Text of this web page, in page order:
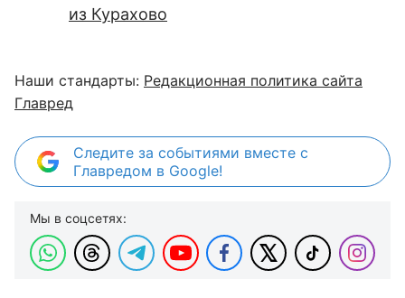
из Курахово
Наши стандарты: Редакционная политика сайта
Главред
Следите за событиями вместе с
Главредом в Google!
Мы в соцсетях: